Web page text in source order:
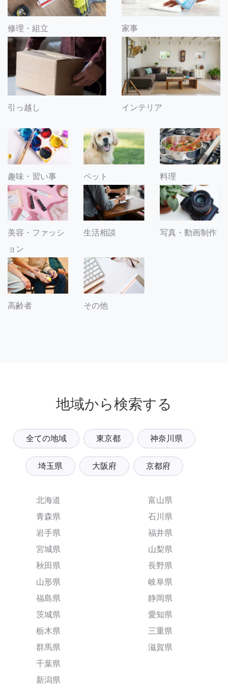
修理・組立 家事
引っ越し インテリア
趣味・習い事 ペット 料理
美容・ファッシ
ョン
生活相談 写真・動画制作
高齢者 その他
地域から検索する
全ての地域 東京都 神奈川県
埼玉県 大阪府 京都府
北海道
青森県
岩手県
宮城県
秋田県
山形県
福島県
茨城県
栃木県
群馬県
千葉県
新潟県
富山県
石川県
福井県
山梨県
長野県
岐阜県
静岡県
愛知県
三重県
滋賀県